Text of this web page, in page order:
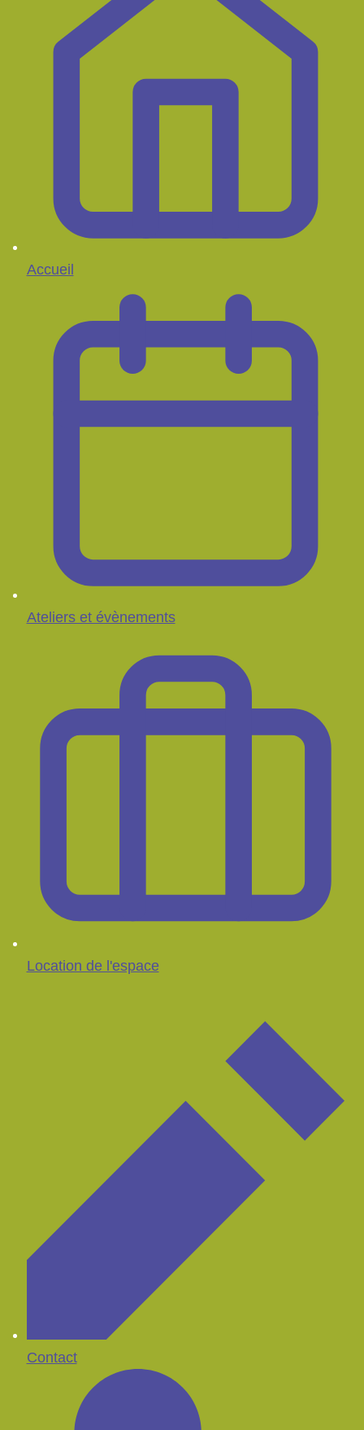
Accueil
Ateliers et évènements
Location de l'espace
Contact